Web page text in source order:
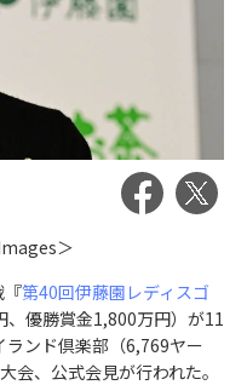
＞
『第40回伊藤園レディスゴ
、優勝賞金1,800万円）が11
ンド倶楽部（6,769ヤー
会、公式会見が行われた。